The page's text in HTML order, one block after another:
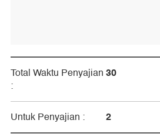
Total Waktu Penyajian
:
30
Untuk Penyajian : 2